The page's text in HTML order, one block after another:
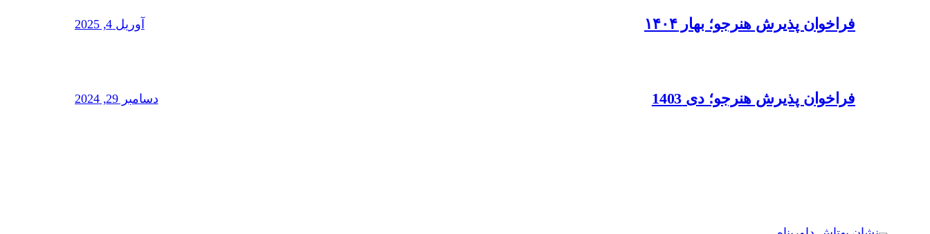
فراخوان پذیرش هنرجو؛ بهار ۱۴۰۴ آوریل 4, 2025
فراخوان پذیرش هنرجو؛ دی 1403 دسامبر 29, 2024